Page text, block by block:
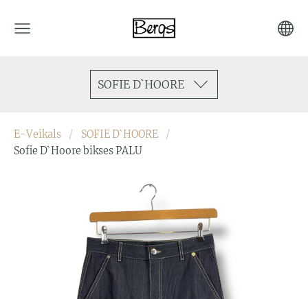
SOFIE D`HOORE
E-Veikals
SOFIE D`HOORE
Sofie D`Hoore bikses PALU